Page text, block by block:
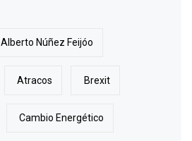
Alberto Núñez Feijóo
Atracos Brexit
Cambio Energético